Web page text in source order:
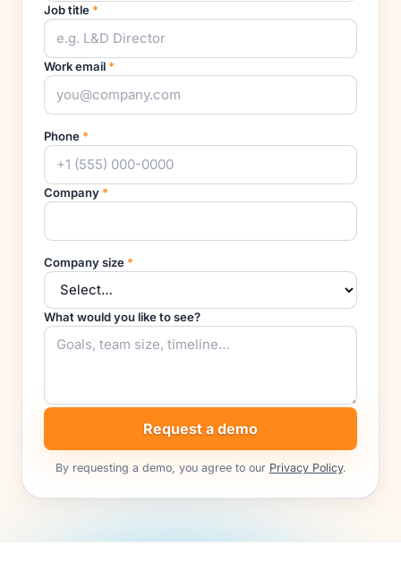
Job title *
Work email *
Phone *
Company *
Company size *
What would you like to see?
Request a demo
By requesting a demo, you agree to our Privacy Policy.